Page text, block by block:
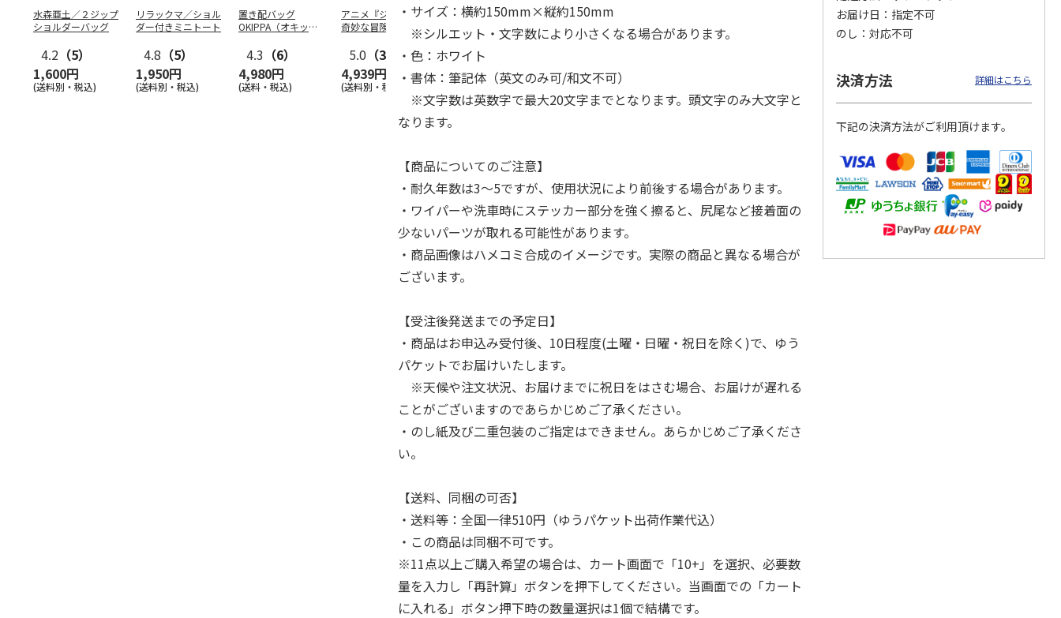
水森亜土／２ジップ
ショルダーバッグ
4.2 （5）
1,600円
(送料別・税込)
リラックマ／ショル
ダー付きミニトート
4.8 （5）
1,950円
(送料別・税込)
置き配バッグ
OKIPPA（オキッ
4.3 （6）
4,980円
(送料・税込)
アニメ『ジョジョの
奇妙な冒険 黄金の
…
5.0 （3）
4,939円
(送料別・税込)
コジコジ／ショルダ
ー付きバッグ
4.5（6）
1,760円
(送料別・税込)
POSTIES オリジナ
ルTシャツ Sサイズ
3,080円
(送料別・税込)
奇妙な冒険 黄金の
風』CITY POP …
『ジョジョの奇妙な
冒険 スターダスト
クルセイダース』
3,300円
(送料別・税込)
3,300円
(送料別・税込)
・サイズ：横約150mm×縦約150mm
※シルエット・文字数により小さくなる場合があります。
・色：ホワイト
・書体：筆記体（英文のみ可/和文不可）
※文字数は英数字で最大20文字までとなります。頭文字のみ大文字と
なります。
【商品についてのご注意】
・耐久年数は3～5ですが、使用状況により前後する場合があります。
・ワイパーや洗車時にステッカー部分を強く擦ると、尻尾など接着面の
少ないパーツが取れる可能性があります。
・商品画像はハメコミ合成のイメージです。実際の商品と異なる場合が
ございます。
【受注後発送までの予定日】
・商品はお申込み受付後、10日程度(土曜・日曜・祝日を除く)で、ゆう
パケットでお届けいたします。
※天候や注文状況、お届けまでに祝日をはさむ場合、お届けが遅れる
ことがございますのであらかじめご了承ください。
・のし紙及び二重包装のご指定はできません。あらかじめご了承くださ
い。
【送料、同梱の可否】
・送料等：全国一律510円（ゆうパケット出荷作業代込）
・この商品は同梱不可です。
※11点以上ご購入希望の場合は、カート画面で「10+」を選択、必要数
量を入力し「再計算」ボタンを押下してください。当画面での「カート
に入れる」ボタン押下時の数量選択は1個で結構です。
お届け日
指定不可
のし
対応不可
決済方法 詳細はこちら
下記の決済方法がご利用頂けます。